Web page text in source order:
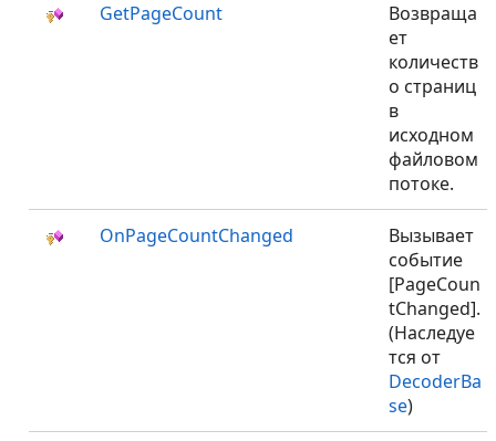
GetPageCount
Возвраща
ет
количеств
о страниц
в
исходном
файловом
потоке.
OnPageCountChanged
Вызывает
событие
[PageCoun
tChanged].
(Наследуе
тся от
DecoderBa
se)